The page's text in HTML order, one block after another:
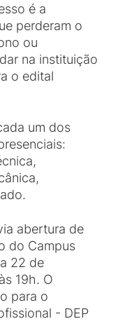
é a
perderam o
ou
na instituição
o edital
um dos
abertura de
do Campus
22 de
19h. O
para o
- DEP